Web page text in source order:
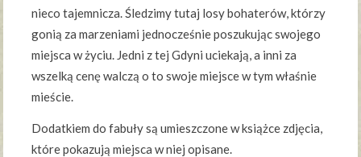
nieco tajemnicza. Śledzimy tutaj losy bohaterów, którzy
gonią za marzeniami jednocześnie poszukując swojego
miejsca w życiu. Jedni z tej Gdyni uciekają, a inni za
wszelką cenę walczą o to swoje miejsce w tym właśnie
mieście.
Dodatkiem do fabuły są umieszczone w książce zdjęcia,
które pokazują miejsca w niej opisane.